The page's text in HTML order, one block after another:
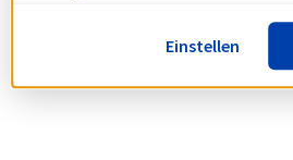
Weitere Informationen finden Sie
zur Verwendung von Cookies.
Einstellen